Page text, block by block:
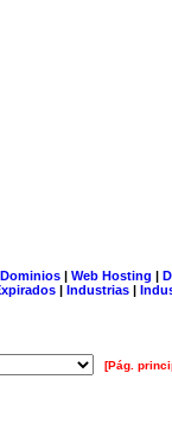
| Web Hosting |
| Industrias |
[Pág.